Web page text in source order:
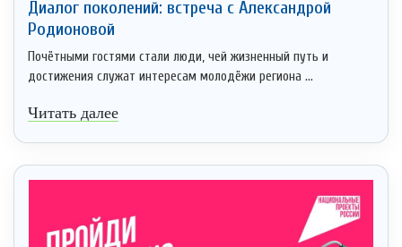
Диалог поколений: встреча с Александрой
Родионовой
Почётными гостями стали люди, чей жизненный путь и
достижения служат интересам молодёжи региона ...
Читать далее